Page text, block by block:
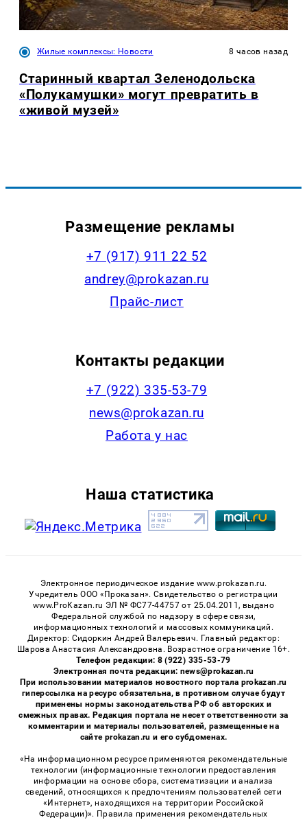
Жилые комплексы: Новости 8 часов назад
Старинный квартал Зеленодольска
«Полукамушки» могут превратить в
«живой музей»
Размещение рекламы
+7 (917) 911 22 52
andrey@prokazan.ru
Прайс-лист
Контакты редакции
+7 (922) 335-53-79
news@prokazan.ru
Работа у нас
Наша статистика
Электронное периодическое издание www.prokazan.ru.
Учредитель ООО «Проказан». Cвидетельство о регистрации
www.ProKazan.ru ЭЛ № ФС77-44757 от 25.04.2011, выдано
Федеральной службой по надзору в сфере связи,
информационных технологий и массовых коммуникаций.
Директор: Сидоркин Андрей Валерьевич. Главный редактор:
Шарова Анастасия Александровна. Возрастное ограничение 16+.
Телефон редакции: 8 (922) 335-53-79
Электронная почта редакции: news@prokazan.ru
При использовании материалов новостного портала prokazan.ru
гиперссылка на ресурс обязательна, в противном случае будут
применены нормы законодательства РФ об авторских и
смежных правах. Редакция портала не несет ответственности за
комментарии и материалы пользователей, размещенные на
сайте prokazan.ru и его субдоменах.
«На информационном ресурсе применяются рекомендательные
технологии (информационные технологии предоставления
информации на основе сбора, систематизации и анализа
сведений, относящихся к предпочтениям пользователей сети
«Интернет», находящихся на территории Российской
Федерации)». Правила применения рекомендательных